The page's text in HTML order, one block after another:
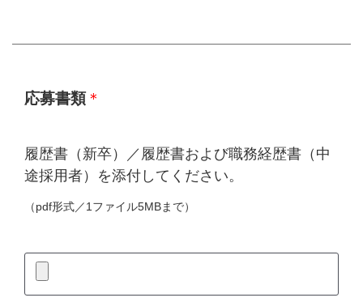
応募書類＊
履歴書（新卒）／履歴書および職務経歴書（中
途採用者）を添付してください。
（pdf形式／1ファイル5MBまで）